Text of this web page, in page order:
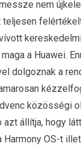
nem
teljesen
a Huawei.
dolgoznak a
közösségi
állítja, hogy
Harmony OS-t